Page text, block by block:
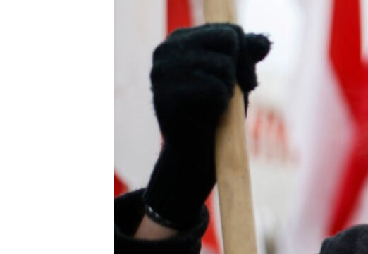
УКРАЇНСЬКА ПРОБЛЕМА КРИМУ